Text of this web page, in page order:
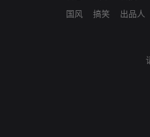
国风
搞笑
出品人